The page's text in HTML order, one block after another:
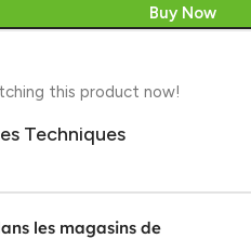
Buy Now
this product now!
Techniques
les magasins de